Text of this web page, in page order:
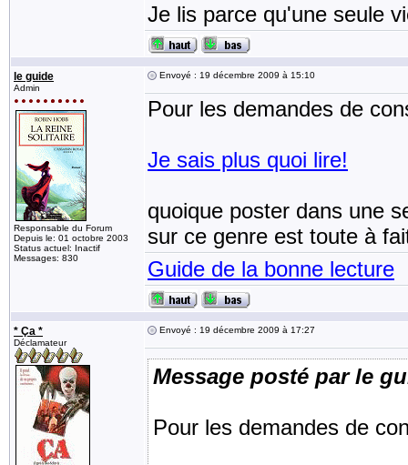
Je lis parce qu'une seule
le guide
Admin
Responsable du Forum
Depuis le: 01 octobre 2003
Status actuel: Inactif
Messages: 830
Envoyé : 19 décembre 2009 à 15:10
Pour les demandes de
Je sais plus quoi lire!
quoique poster dans une
sur ce genre est toute à
Guide de la bonne lecture
* Ça *
Déclamateur
Envoyé : 19 décembre 2009 à 17:27
Message posté par le
Pour les demandes de